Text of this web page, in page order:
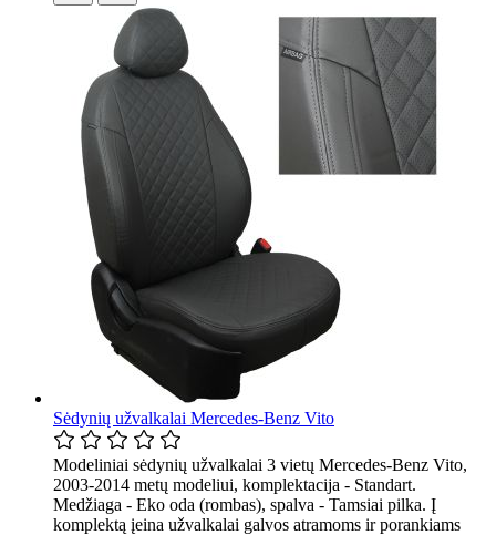
Sėdynių užvalkalai Mercedes-Benz Vito
Modeliniai sėdynių užvalkalai 3 vietų Mercedes-Benz Vito,
2003-2014 metų modeliui, komplektacija - Standart.
Medžiaga - Eko oda (rombas), spalva - Tamsiai pilka. Į
komplektą įeina užvalkalai galvos atramoms ir porankiams